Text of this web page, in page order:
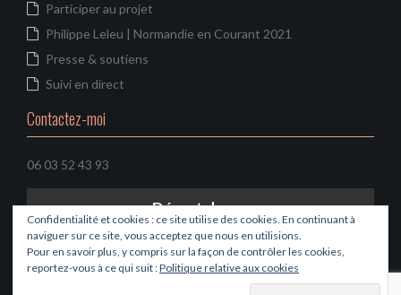
Participer au projet
Philippe Leleu | Normandie en Courant 2021
Presse & soutiens
Suivi en direct
Contactez-moi
06 03 52 43 93
Départ dans...
14 août 2021
C'est parti...
Confidentialité et cookies : ce site utilise des cookies. En continuant à
naviguer sur ce site, vous acceptez que nous en utilisions.
Pour en savoir plus, y compris sur la façon de contrôler les cookies,
reportez-vous à ce qui suit :Politique relative aux cookies